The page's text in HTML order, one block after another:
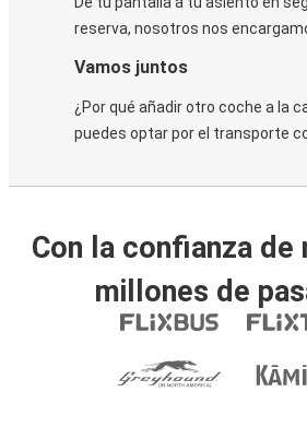
reserva, nosotros nos
Vamos juntos
¿Por qué añadir otro coche a la
puedes optar por el transporte
Con la confianza de
millones de